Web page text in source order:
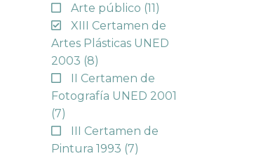
Arte público (11)
XIII Certamen de
Artes Plásticas UNED
2003 (8)
II Certamen de
Fotografía UNED 2001
(7)
III Certamen de
Pintura 1993 (7)